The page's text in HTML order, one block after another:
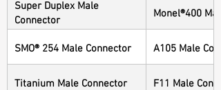
Super Duplex Male
Connector
Monel®400
SMO® 254 Male Connector A105 Male
Titanium Male Connector F11 Male